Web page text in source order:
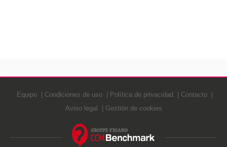
Equipo Condiciones de uso Política de privacidad
Contacto
Aviso legal
Gestión de cookies